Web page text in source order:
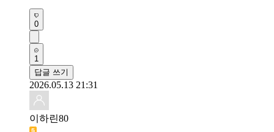
0
1
답글 쓰기
2026.05.13 21:31
이하린80